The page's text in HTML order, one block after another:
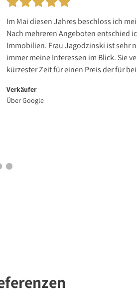
Im Mai diesen Jahres beschloss ich
Nach mehreren Angeboten entschied
Immobilien. Frau Jagodzinski ist sehr
immer meine Interessen im Blick. Sie
kürzester Zeit für einen Preis der für
Verkäufer
Über Google